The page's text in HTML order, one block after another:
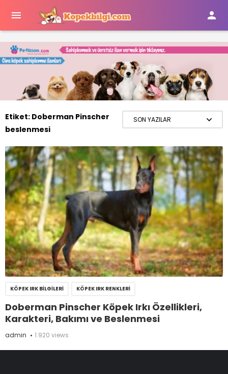
 
Etiket: Doberman Pinscher
beslenmesi
KÖPEK IRK BILGILERI KÖPEK IRK RENKLERI
Doberman Pinscher Köpek Irkı Özellikleri,
Karakteri, Bakımı ve Beslenmesi
admin 1.920 views